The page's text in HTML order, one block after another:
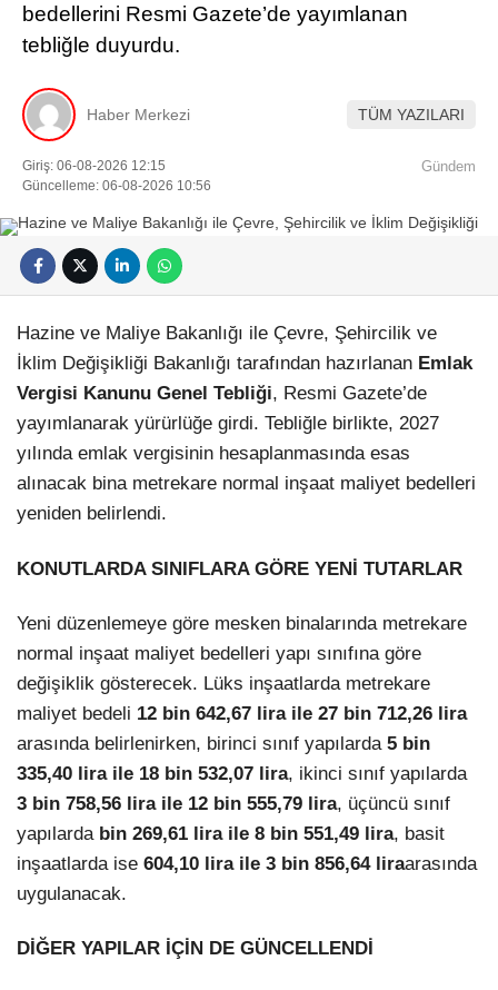
bedellerini Resmi Gazete’de yayımlanan
tebliğle duyurdu.
Haber Merkezi TÜM YAZILARI
Giriş: 06-08-2026 12:15
Güncelleme: 06-08-2026 10:56
Gündem
Hazine ve Maliye Bakanlığı ile Çevre, Şehircilik ve
İklim Değişikliği Bakanlığı tarafından hazırlanan Emlak
Vergisi Kanunu Genel Tebliği, Resmi Gazete’de
yayımlanarak yürürlüğe girdi. Tebliğle birlikte, 2027
yılında emlak vergisinin hesaplanmasında esas
alınacak bina metrekare normal inşaat maliyet bedelleri
yeniden belirlendi.
KONUTLARDA SINIFLARA GÖRE YENİ TUTARLAR
Yeni düzenlemeye göre mesken binalarında metrekare
normal inşaat maliyet bedelleri yapı sınıfına göre
değişiklik gösterecek. Lüks inşaatlarda metrekare
maliyet bedeli 12 bin 642,67 lira ile 27 bin 712,26 lira
arasında belirlenirken, birinci sınıf yapılarda 5 bin
335,40 lira ile 18 bin 532,07 lira, ikinci sınıf yapılarda
3 bin 758,56 lira ile 12 bin 555,79 lira, üçüncü sınıf
yapılarda bin 269,61 lira ile 8 bin 551,49 lira, basit
inşaatlarda ise 604,10 lira ile 3 bin 856,64 liraarasında
uygulanacak.
DİĞER YAPILAR İÇİN DE GÜNCELLENDİ